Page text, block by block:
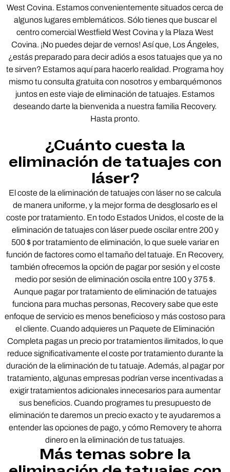
West Covina. Estamos convenientemente situados cerca de
algunos lugares emblemáticos. Sólo tienes que buscar el
centro comercial Westfield West Covina y la Plaza West
Covina. ¡No puedes dejar de vernos! Así que, Los Ángeles,
¿estás preparado para decir adiós a esos tatuajes que ya no
te sirven? Estamos aquí para hacerlo realidad. Programa hoy
mismo tu consulta gratuita con nosotros y embarquémonos
juntos en este viaje de eliminación de tatuajes. Estamos
deseando darte la bienvenida a nuestra familia Recovery.
Hasta pronto.
¿Cuánto cuesta la
eliminación de tatuajes con
láser?
El coste de la eliminación de tatuajes con láser no se calcula
de manera uniforme, y la mejor forma de desglosarlo es el
coste por tratamiento. En todo Estados Unidos, el coste de la
eliminación de tatuajes con láser puede oscilar entre 200 y
500 $ por tratamiento de eliminación, lo que suele variar en
función de factores como el tamaño del tatuaje. En Recovery,
también ofrecemos la opción de pagar por sesión y el coste
medio por sesión de eliminación oscila entre 100 y 375 $.
Aunque pagar por tratamiento de eliminación de tatuajes
funciona para muchas personas, Recovery sabe que este
enfoque de servicio es menos beneficioso y más costoso para
el cliente. Cuando adquieres un Paquete de Eliminación
Completa pagas un precio por tratamientos ilimitados, lo que
reduce significativamente el coste por tratamiento durante la
duración de la eliminación de tu tatuaje. Además, al pagar por
tratamiento, algunas empresas podrían verse incentivadas a
exigir tratamientos adicionales innecesarios para aumentar
sus beneficios. Cuando programes tu presupuesto de
eliminación te daremos un precio exacto y te ayudaremos a
entender las opciones de pago, y cómo Removery te ahorra
dinero en la eliminación de tus tatuajes.
Más temas sobre la